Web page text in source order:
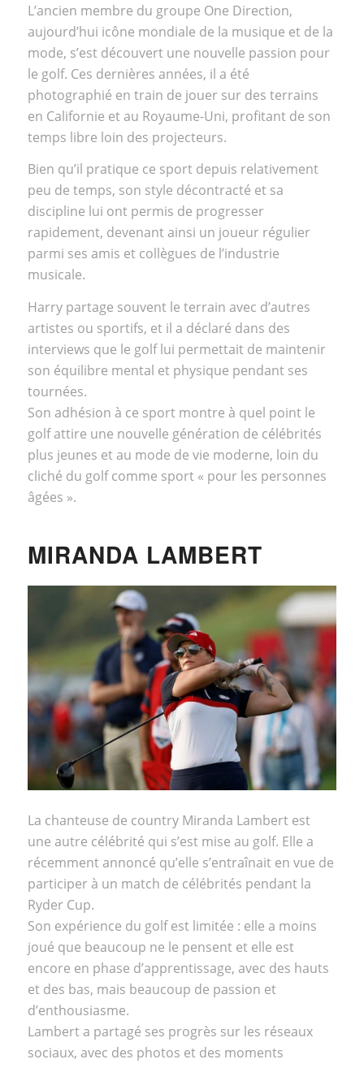
L’ancien membre du groupe One Direction,
aujourd’hui icône mondiale de la musique et de la
mode, s’est découvert une nouvelle passion pour
le golf. Ces dernières années, il a été
photographié en train de jouer sur des terrains
en Californie et au Royaume-Uni, profitant de son
temps libre loin des projecteurs.
Bien qu’il pratique ce sport depuis relativement
peu de temps, son style décontracté et sa
discipline lui ont permis de progresser
rapidement, devenant ainsi un joueur régulier
parmi ses amis et collègues de l’industrie
musicale.
Harry partage souvent le terrain avec d’autres
artistes ou sportifs, et il a déclaré dans des
interviews que le golf lui permettait de maintenir
son équilibre mental et physique pendant ses
tournées.
Son adhésion à ce sport montre à quel point le
golf attire une nouvelle génération de célébrités
plus jeunes et au mode de vie moderne, loin du
cliché du golf comme sport « pour les personnes
âgées ».
MIRANDA LAMBERT
La chanteuse de country Miranda Lambert est
une autre célébrité qui s’est mise au golf. Elle a
récemment annoncé qu’elle s’entraînait en vue de
participer à un match de célébrités pendant la
Ryder Cup.
Son expérience du golf est limitée : elle a moins
joué que beaucoup ne le pensent et elle est
encore en phase d’apprentissage, avec des hauts
et des bas, mais beaucoup de passion et
d’enthousiasme.
Lambert a partagé ses progrès sur les réseaux
sociaux, avec des photos et des moments